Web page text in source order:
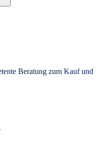
Beratung zum Kauf und